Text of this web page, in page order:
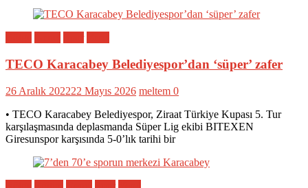
TECO Karacabey Belediyespor’dan ‘süper’ zafer
26 Aralık 202222 Mayıs 2026 meltem 0
• TECO Karacabey Belediyespor, Ziraat Türkiye Kupası 5. Tur
karşılaşmasında deplasmanda Süper Lig ekibi BITEXEN
Giresunspor karşısında 5-0’lık tarihi bir